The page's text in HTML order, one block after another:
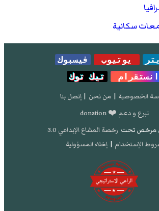
سكانية
يوتيوب
فيسبوك
انستقرام
تيك توك
الخصوصية | من نحن | إتصل بنا
تبرع و دعم ❤️ donation
مرخص تحت رخصة المشاع الإبداعي 3.0
الإستخدام | إخلاء المسؤولية